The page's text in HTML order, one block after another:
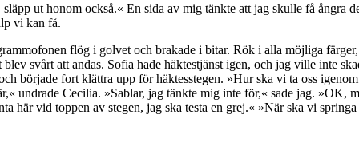
ut honom också.« En sida av mig tänkte att jag skulle få ångra
vi kan få.
flög i golvet och brakade i bitar. Rök i alla möjliga
svårt att andas. Sofia hade häktestjänst igen, och jag ville inte
började fort klättra upp för häktesstegen. »Hur ska vi ta oss
undrade Cecilia. »Sablar, jag tänkte mig inte för,« sade jag. »OK,
här vid toppen av stegen, jag ska testa en grej.« »När ska vi